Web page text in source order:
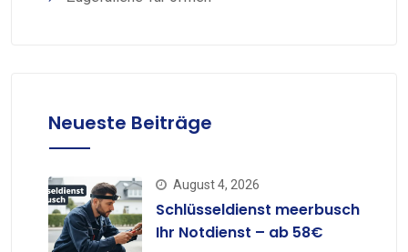
Neueste Beiträge
August 4, 2026
Schlüsseldienst meerbusch
Ihr Notdienst – ab 58€